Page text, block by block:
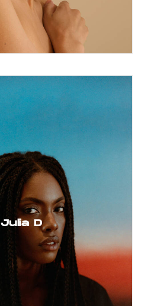
Julia D